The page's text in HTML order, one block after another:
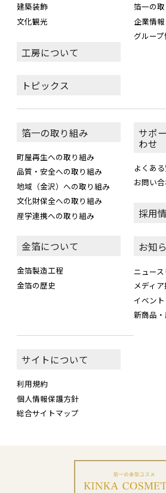
建築装飾
文化観光
工房について
トピックス
箔一の
企業情報
グルー
箔一の取り組み
町屋再生への取り組み
品質・安全への取り組み
地域（金沢）への取り組み
文化財保全への取り組み
産学連携への取り組み
金箔について
金箔製造工程
金箔の歴史
サポ
わせ
よくあ
お問い
採用
お知
ニュー
メディ
イベン
新商品
サイトについて
利用規約
個人情報保護方針
総合サイトマップ